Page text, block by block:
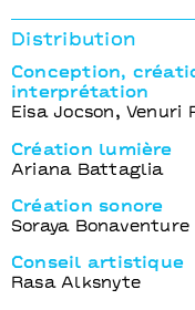
Distribution
Conception,
interprétation
Eisa Jocson, Venuri
Création lumière
Ariana Battaglia
Création sonore
Soraya Bonaventure
Conseil artistique
Rasa Alksnyte